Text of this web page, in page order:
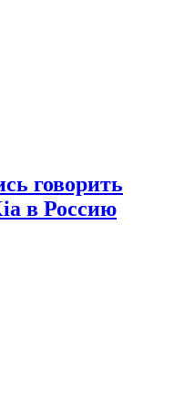
говорить
в Россию